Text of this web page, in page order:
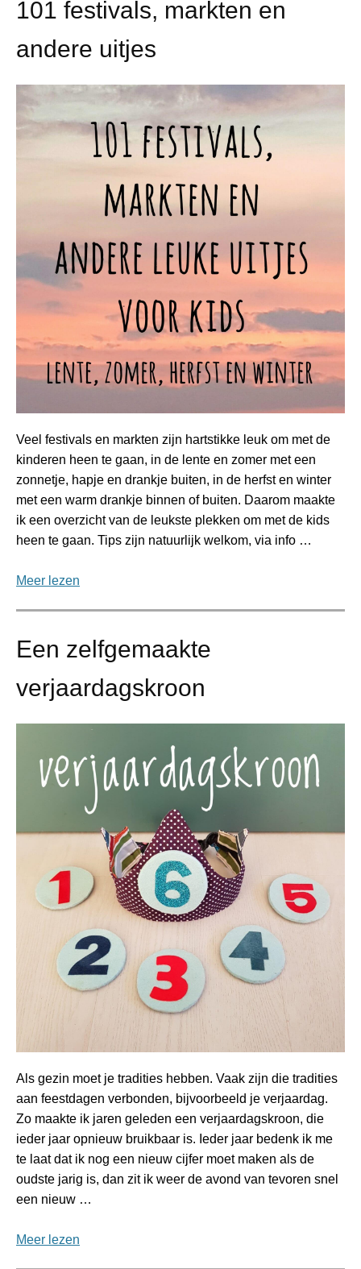
101 festivals, markten en
andere uitjes
Veel festivals en markten zijn hartstikke leuk om met de
kinderen heen te gaan, in de lente en zomer met een
zonnetje, hapje en drankje buiten, in de herfst en winter
met een warm drankje binnen of buiten. Daarom maakte
ik een overzicht van de leukste plekken om met de kids
heen te gaan. Tips zijn natuurlijk welkom, via info …
Meer lezen
Een zelfgemaakte
verjaardagskroon
Als gezin moet je tradities hebben. Vaak zijn die tradities
aan feestdagen verbonden, bijvoorbeeld je verjaardag.
Zo maakte ik jaren geleden een verjaardagskroon, die
ieder jaar opnieuw bruikbaar is. Ieder jaar bedenk ik me
te laat dat ik nog een nieuw cijfer moet maken als de
oudste jarig is, dan zit ik weer de avond van tevoren snel
een nieuw …
Meer lezen